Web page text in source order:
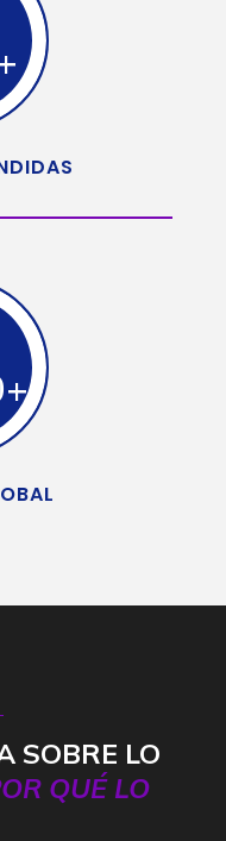
SOBRE LO
QUÉ LO